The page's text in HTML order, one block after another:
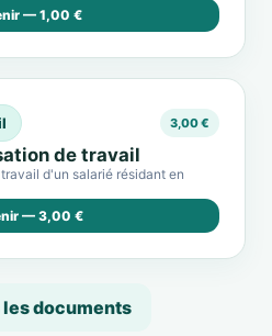
— 1,00 €
3,00 €
de travail
d'un salarié résidant en
— 3,00 €
documents